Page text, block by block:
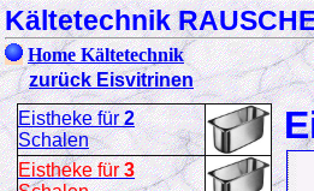
Kältetechnik
Home Kältetechnik
zurück Eisvitrinen
Eistheke für2
Schalen
Eistheke für3